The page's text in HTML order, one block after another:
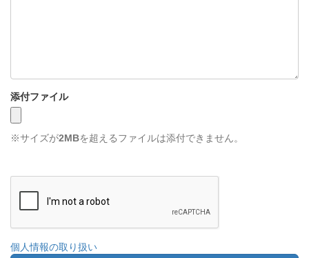
添付ファイル
※サイズが2MBを超えるファイルは添付できません。
個人情報の取り扱い